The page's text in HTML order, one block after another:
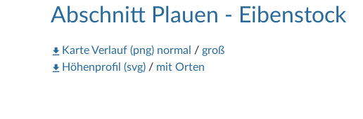
Abschnitt Plauen - Eibenstock
Karte Verlauf (png) normal / groß
Höhenprofil (svg) / mit Orten